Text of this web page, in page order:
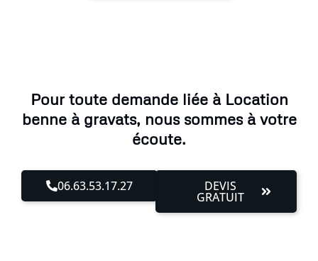
Pour toute demande liée à Location
benne à gravats, nous sommes à votre
écoute.
06.63.53.17.27 DEVIS
GRATUIT